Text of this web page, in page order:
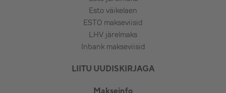
Esto väikelaen
ESTO makseviisid
LHV järelmaks
Inbank makseviisid
LIITU UUDISKIRJAGA
Makseinfo